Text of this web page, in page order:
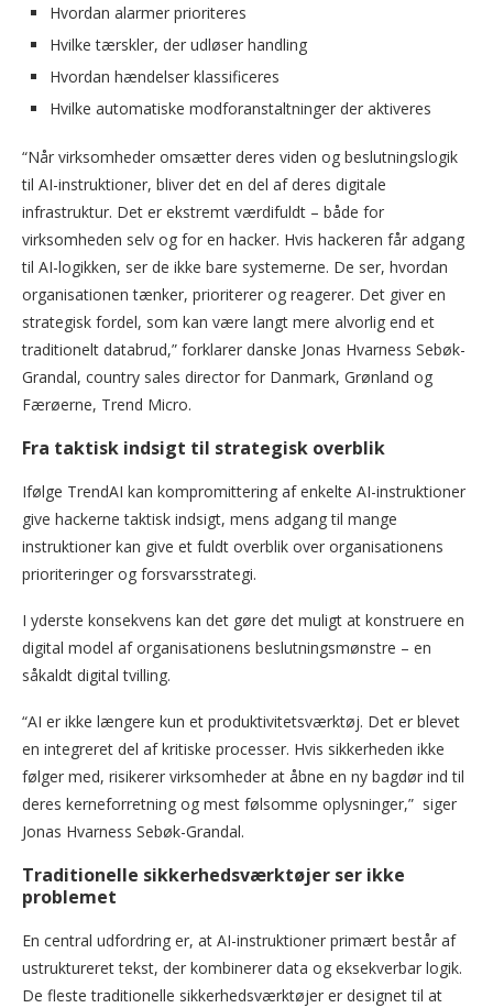
Hvordan alarmer prioriteres
Hvilke tærskler, der udløser handling
Hvordan hændelser klassificeres
Hvilke automatiske modforanstaltninger der aktiveres
“Når virksomheder omsætter deres viden og beslutningslogik
til AI-instruktioner, bliver det en del af deres digitale
infrastruktur. Det er ekstremt værdifuldt – både for
virksomheden selv og for en hacker. Hvis hackeren får adgang
til AI-logikken, ser de ikke bare systemerne. De ser, hvordan
organisationen tænker, prioriterer og reagerer. Det giver en
strategisk fordel, som kan være langt mere alvorlig end et
traditionelt databrud,” forklarer danske Jonas Hvarness Sebøk-
Grandal, country sales director for Danmark, Grønland og
Færøerne, Trend Micro.
Fra taktisk indsigt til strategisk overblik
Ifølge TrendAI kan kompromittering af enkelte AI-instruktioner
give hackerne taktisk indsigt, mens adgang til mange
instruktioner kan give et fuldt overblik over organisationens
prioriteringer og forsvarsstrategi.
I yderste konsekvens kan det gøre det muligt at konstruere en
digital model af organisationens beslutningsmønstre – en
såkaldt digital tvilling.
“AI er ikke længere kun et produktivitetsværktøj. Det er blevet
en integreret del af kritiske processer. Hvis sikkerheden ikke
følger med, risikerer virksomheder at åbne en ny bagdør ind til
deres kerneforretning og mest følsomme oplysninger,” siger
Jonas Hvarness Sebøk-Grandal.
Traditionelle sikkerhedsværktøjer ser ikke
problemet
En central udfordring er, at AI-instruktioner primært består af
ustruktureret tekst, der kombinerer data og eksekverbar logik.
De fleste traditionelle sikkerhedsværktøjer er designet til at